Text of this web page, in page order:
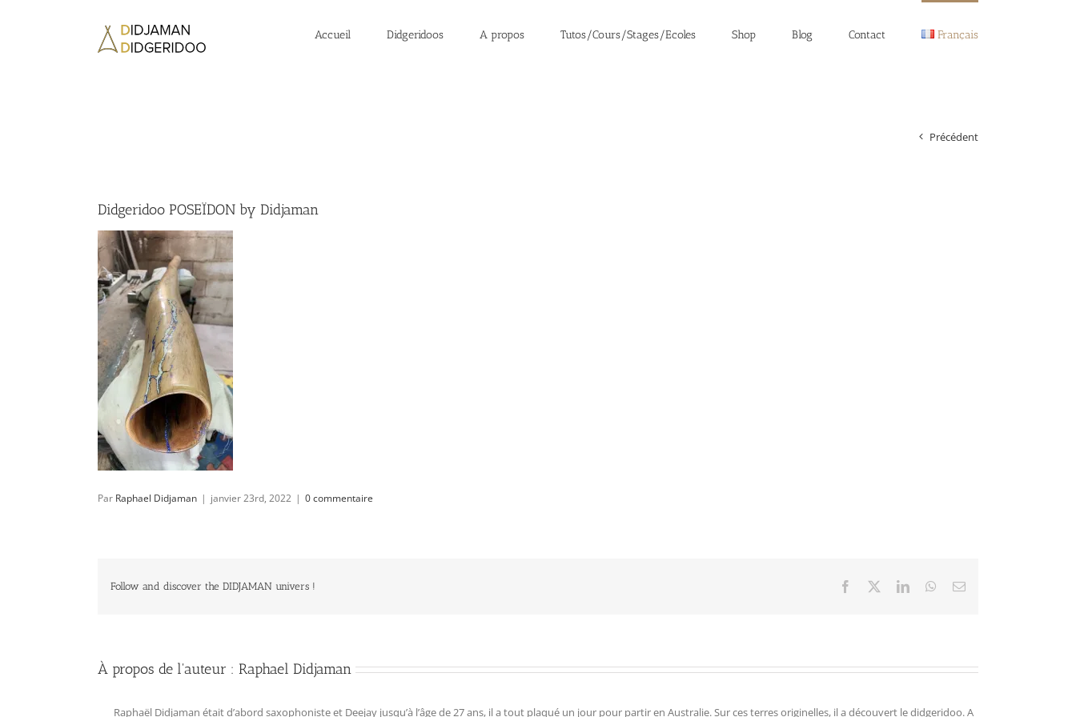
Accueil Didgeridoos A propos Tutos/Cours/Stages/Ecoles Shop Blog Contact Français
Précédent
Didgeridoo POSEÏDON by Didjaman
Par Raphael Didjaman | janvier 23rd, 2022 | 0 commentaire
Follow and discover the DIDJAMAN univers ! Facebook LinkedInWhatsApp
Email
À propos de l'auteur : Raphael Didjaman
Raphaël Didjaman était d’abord saxophoniste et Deejay jusqu’à l’âge de 27 ans, il a tout plaqué un jour pour partir en Australie. Sur ces terres originelles, il a découvert le didgeridoo. A